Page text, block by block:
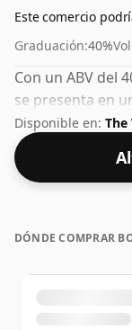
Este comercio
Graduación:40%
Con un ABV del
se presenta en
Disponible en: The
DÓNDE COMPRAR